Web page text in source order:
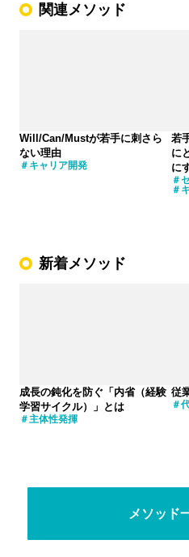
関連メソッド
Will/Can/Mustが若手に刺さら
ない理由
キャリア開発
若
に
に
新着メソッド
成長の鈍化を防ぐ「内省（経験
学習サイクル）」とは
主体性発揮
従
メソッド